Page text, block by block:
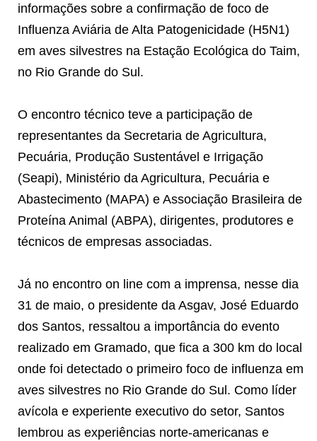
informações sobre a confirmação de foco de
Influenza Aviária de Alta Patogenicidade (H5N1)
em aves silvestres na Estação Ecológica do Taim,
no Rio Grande do Sul.
O encontro técnico teve a participação de
representantes da Secretaria de Agricultura,
Pecuária, Produção Sustentável e Irrigação
(Seapi), Ministério da Agricultura, Pecuária e
Abastecimento (MAPA) e Associação Brasileira de
Proteína Animal (ABPA), dirigentes, produtores e
técnicos de empresas associadas.
Já no encontro on line com a imprensa, nesse dia
31 de maio, o presidente da Asgav, José Eduardo
dos Santos, ressaltou a importância do evento
realizado em Gramado, que fica a 300 km do local
onde foi detectado o primeiro foco de influenza em
aves silvestres no Rio Grande do Sul. Como líder
avícola e experiente executivo do setor, Santos
lembrou as experiências norte-americanas e